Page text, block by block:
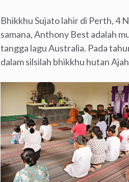
Bhikkhu Sujato lahir di Perth, 4
samana, Anthony Best adalah
tangga lagu Australia. Pada
dalam silsilah bhikkhu hutan